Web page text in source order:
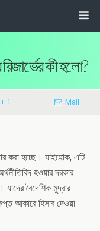
কী হলো?
+ 1 Mail
করা হচ্ছে। যাইহোক, এটি
হওয়ার দরকার
বৈদেশিক মুদ্রার
আকারে হিসাব দেওয়া